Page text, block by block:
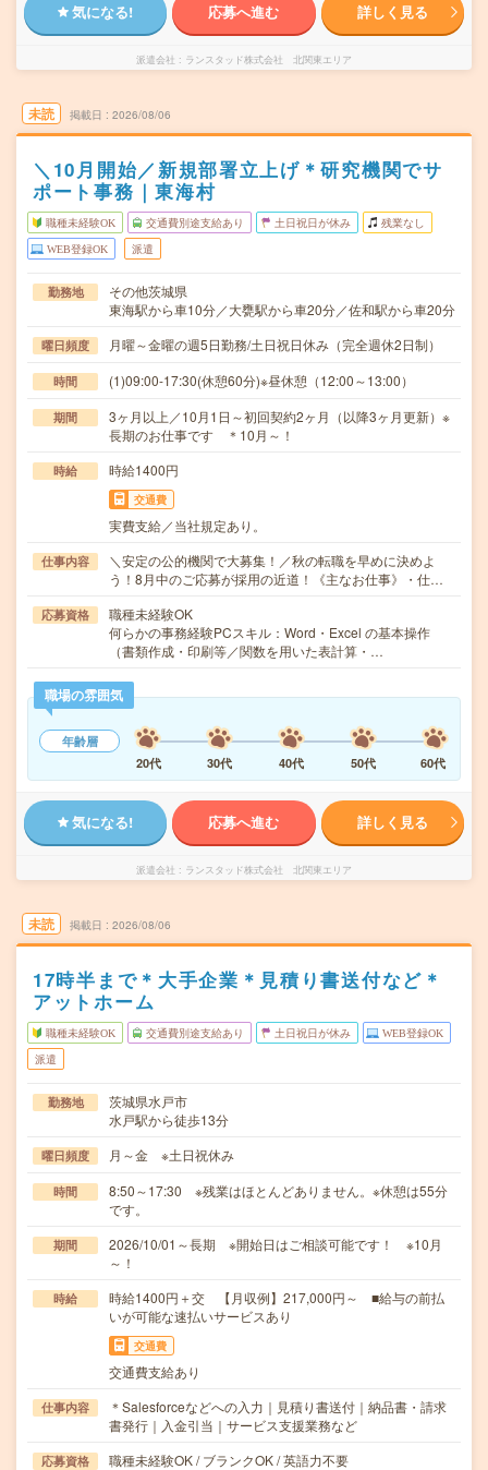
気になる! 応募へ進む 詳しく見る
派遣会社 ランスタッド株式会社 北関東エリア
未読 掲載日 2026/08/06
＼10月開始／新規部署立上げ＊研究機関でサ
ポート事務｜東海村
職種未経験OK 交通費別途支給あり 土日祝日が休み 残業なし
WEB登録OK 派遣
勤務地
その他茨城県
東海駅から車10分／大甕駅から車20分／佐和駅から車20分
曜日頻度 月曜～金曜の週5日勤務/土日祝日休み（完全週休2日制）
時間 (1)09:00-17:30(休憩60分)※昼休憩（12:00～13:00）
期間
3ヶ月以上／10月1日～初回契約2ヶ月（以降3ヶ月更新）※
長期のお仕事です ＊10月～！
時給 時給1400円
交通費
実費支給／当社規定あり。
仕事内容
＼安定の公的機関で大募集！／秋の転職を早めに決めよ
う！8月中のご応募が採用の近道！《主なお仕事》・仕…
応募資格
職種未経験OK
何らかの事務経験PCスキル：Word・Excel の基本操作
（書類作成・印刷等／関数を用いた表計算・…
職場の雰囲気
年齢層
20代
30代 40代 50代 60代
気になる! 応募へ進む 詳しく見る
派遣会社 ランスタッド株式会社 北関東エリア
未読 掲載日 2026/08/06
17時半まで＊大手企業＊見積り書送付など＊
アットホーム
職種未経験OK 交通費別途支給あり 土日祝日が休み WEB登録OK
派遣
勤務地
茨城県水戸市
水戸駅から徒歩13分
曜日頻度 月～金 ※土日祝休み
時間
8:50～17:30 ※残業はほとんどありません。※休憩は55分
です。
期間
2026/10/01～長期 ※開始日はご相談可能です！ ※10月
～！
時給
時給1400円＋交 【月収例】217,000円～ ■給与の前払
いが可能な速払いサービスあり
交通費
交通費支給あり
仕事内容
＊Salesforceなどへの入力｜見積り書送付｜納品書・請求
書発行｜入金引当｜サービス支援業務など
応募資格
職種未経験OK / ブランクOK / 英語力不要